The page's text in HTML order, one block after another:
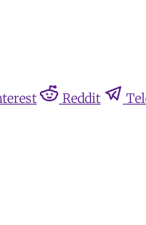
Reddit